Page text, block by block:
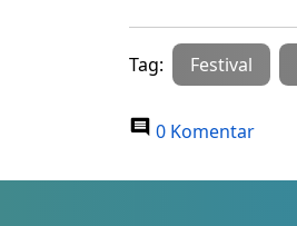
Tag: Festival
0 Komentar